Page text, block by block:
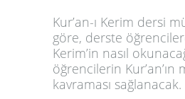
Kur’an-ı Kerim dersi
göre, derste
Kerim’in nasıl
öğrencilerin Kur’an’ın
kavraması sağlanacak.